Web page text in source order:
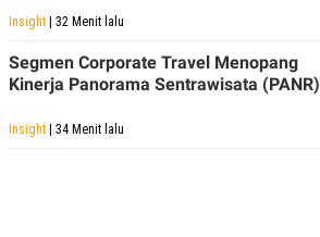
Insight | 32 Menit lalu
Segmen Corporate Travel Menopang
Kinerja Panorama Sentrawisata (PANR)
Insight | 34 Menit lalu